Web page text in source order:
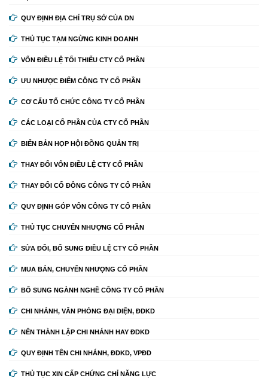
QUY ĐỊNH ĐỊA CHỈ TRỤ SỞ CỦA DN
THỦ TỤC TẠM NGỪNG KINH DOANH
VỐN ĐIỀU LỆ TỐI THIỂU CTY CỔ PHẦN
ƯU NHƯỢC ĐIỂM CÔNG TY CỔ PHẦN
CƠ CẤU TỔ CHỨC CÔNG TY CỔ PHẦN
CÁC LOẠI CỔ PHẦN CỦA CTY CỔ PHẦN
BIỂN BẢN HỌP HỘI ĐỒNG QUẢN TRỊ
THAY ĐỔI VỐN ĐIỀU LỆ CTY CỔ PHẦN
THAY ĐỔI CỔ ĐÔNG CÔNG TY CỔ PHẦN
QUY ĐỊNH GÓP VỐN CÔNG TY CỔ PHẦN
THỦ TỤC CHUYỂN NHƯỢNG CỔ PHẦN
SỬA ĐỔI, BỔ SUNG ĐIỀU LỆ CTY CỔ PHẦN
MUA BÁN, CHUYỂN NHƯỢNG CỔ PHẦN
BỔ SUNG NGÀNH NGHỀ CÔNG TY CỔ PHẦN
CHI NHÁNH, VĂN PHÒNG ĐẠI DIỆN, ĐDKD
NÊN THÀNH LẬP CHI NHÁNH HAY ĐDKD
QUY ĐỊNH TÊN CHI NHÁNH, ĐDKD, VPĐD
THỦ TỤC XIN CẤP CHỨNG CHỈ NĂNG LỰC